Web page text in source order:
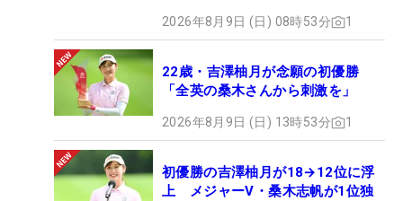
2026年8月9日 (日) 08時53分 1
22歳・吉澤柚月が念願の初優勝
「全英の桑木さんから刺激を」
2026年8月9日 (日) 13時53分 1
初優勝の吉澤柚月が18→12位に浮
上 メジャーV・桑木志帆が1位独